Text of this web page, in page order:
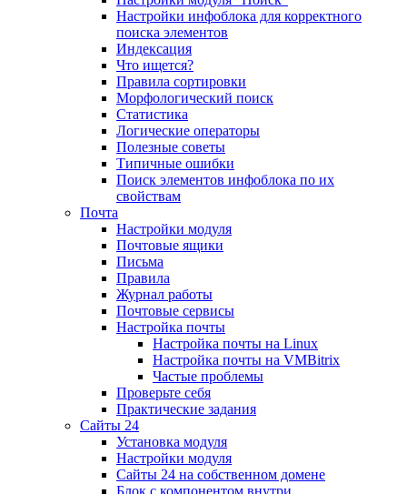
Настройки инфоблока для корректного
поиска элементов
Индексация
Что ищется?
Правила сортировки
Морфологический поиск
Статистика
Логические операторы
Полезные советы
Типичные ошибки
Поиск элементов инфоблока по их
свойствам
Почта
Настройки модуля
Почтовые ящики
Письма
Правила
Журнал работы
Почтовые сервисы
Настройка почты
Настройка почты на Linux
Настройка почты на VMBitrix
Частые проблемы
Проверьте себя
Практические задания
Сайты 24
Установка модуля
Настройки модуля
Сайты 24 на собственном домене
Блок с компонентом внутри